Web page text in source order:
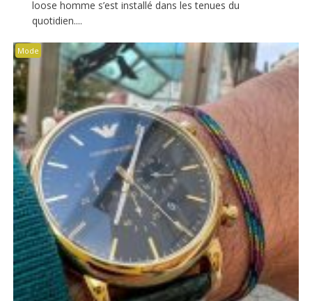
loose homme s’est installé dans les tenues du
quotidien....
Mode